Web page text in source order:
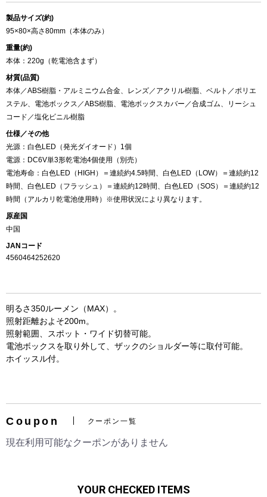
製品サイズ(約)
95×80×高さ80mm（本体のみ）
重量(約)
本体：220g（乾電池含まず）
材質(品質)
本体／ABS樹脂・アルミニウム合金、レンズ／アクリル樹脂、ベルト／ポリエ
ステル、電池ボックス／ABS樹脂、電池ボックスカバー／合成ゴム、リーシュ
コード／塩化ビニル樹脂
仕様／その他
光源：白色LED（発光ダイオード）1個
電源：DC6V単3形乾電池4個使用（別売）
電池寿命：白色LED（HIGH）＝連続約4.5時間、白色LED（LOW）＝連続約12
時間、白色LED（フラッシュ）＝連続約12時間、白色LED（SOS）＝連続約12
時間（アルカリ乾電池使用時）※使用状況により異なります。
原産国
中国
JANコード
4560464252620
明るさ350ルーメン（MAX）。
照射距離およそ200m。
照射範囲、スポット・ワイド切替可能。
電池ボックスを取り外して、ザックのショルダー等に取付可能。
ホイッスル付。
Coupon クーポン一覧
現在利用可能なクーポンがありません
YOUR CHECKED ITEMS